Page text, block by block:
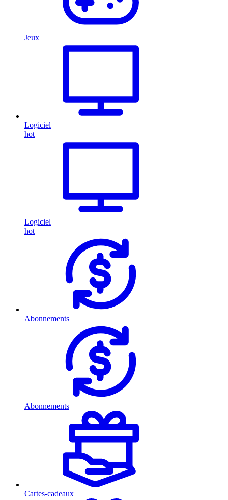
Jeux
Logiciel
hot
Logiciel
hot
Abonnements
Abonnements
Cartes-cadeaux